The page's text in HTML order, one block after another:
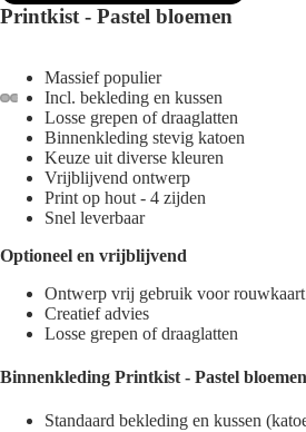
Afbeelding
openen
volledig
Afbeelding
openen
volledig
Afbeelding
openen
volledig
Afbeelding
openen
volledig
Printkist - Pastel bloemen
Massief populier
Incl. bekleding en kussen
Losse grepen of draaglatten
Binnenkleding stevig katoen
Keuze uit diverse kleuren
Vrijblijvend ontwerp
Print op hout - 4 zijden
Snel leverbaar
Optioneel en vrijblijvend
Ontwerp vrij gebruik voor rouwkaart
Creatief advies
Losse grepen of draaglatten
Binnenkleding Printkist - Pastel
Standaard bekleding en kussen (k